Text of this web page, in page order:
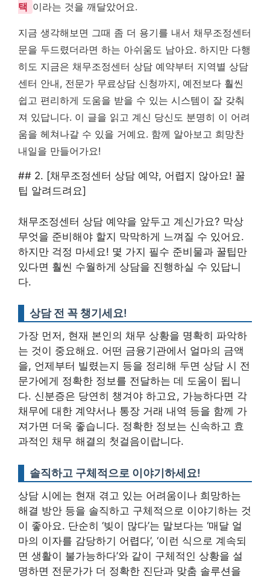
택 이라는 것을 깨달았어요.
지금 생각해보면 그때 좀 더 용기를 내서 채무조정센터
문을 두드렸더라면 하는 아쉬움도 남아요. 하지만 다행
히도 지금은 채무조정센터 상담 예약부터 지역별 상담
센터 안내, 전문가 무료상담 신청까지, 예전보다 훨씬
쉽고 편리하게 도움을 받을 수 있는 시스템이 잘 갖춰
져 있답니다. 이 글을 읽고 계신 당신도 분명히 이 어려
움을 헤쳐나갈 수 있을 거예요. 함께 알아보고 희망찬
내일을 만들어가요!
## 2. [채무조정센터 상담 예약, 어렵지 않아요! 꿀
팁 알려드려요]
채무조정센터 상담 예약을 앞두고 계신가요? 막상
무엇을 준비해야 할지 막막하게 느껴질 수 있어요.
하지만 걱정 마세요! 몇 가지 필수 준비물과 꿀팁만
있다면 훨씬 수월하게 상담을 진행하실 수 있답니
다.
상담 전 꼭 챙기세요!
가장 먼저, 현재 본인의 채무 상황을 명확히 파악하
는 것이 중요해요. 어떤 금융기관에서 얼마의 금액
을, 언제부터 빌렸는지 등을 정리해 두면 상담 시 전
문가에게 정확한 정보를 전달하는 데 도움이 됩니
다. 신분증은 당연히 챙겨야 하고요, 가능하다면 각
채무에 대한 계약서나 통장 거래 내역 등을 함께 가
져가면 더욱 좋습니다. 정확한 정보는 신속하고 효
과적인 채무 해결의 첫걸음이랍니다.
솔직하고 구체적으로 이야기하세요!
상담 시에는 현재 겪고 있는 어려움이나 희망하는
해결 방안 등을 솔직하고 구체적으로 이야기하는 것
이 좋아요. 단순히 ‘빚이 많다’는 말보다는 ‘매달 얼
마의 이자를 감당하기 어렵다’, ‘이런 식으로 계속되
면 생활이 불가능하다’와 같이 구체적인 상황을 설
명하면 전문가가 더 정확한 진단과 맞춤 솔루션을